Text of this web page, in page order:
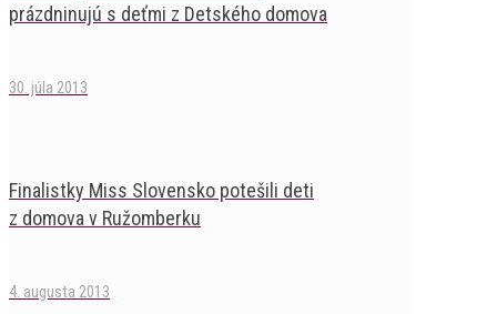
prázdninujú s deťmi z Detského domova
30. júla 2013
Finalistky Miss Slovensko potešili deti
z domova v Ružomberku
4. augusta 2013